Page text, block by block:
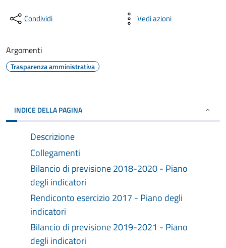
Condividi Vedi azioni
Argomenti
Trasparenza amministrativa
INDICE DELLA PAGINA
Descrizione
Collegamenti
Bilancio di previsione 2018-2020 - Piano
degli indicatori
Rendiconto esercizio 2017 - Piano degli
indicatori
Bilancio di previsione 2019-2021 - Piano
degli indicatori